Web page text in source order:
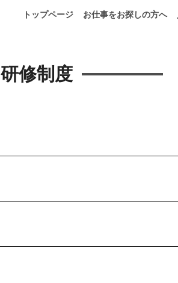
トップページ お仕事をお探しの方へ
研修制度